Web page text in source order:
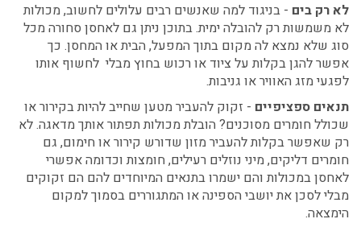
לא רק בים - בניגוד למה שאנשים רבים עלולים לחשוב, מכולות
לא משמשות רק להובלה ימית. בתוכן ניתן גם לאחסן סחורה מכל
סוג שלא נמצא לה מקום בתוך המפעל, הבית או המחסן. כך
אפשר להגן בקלות על ציוד או רכוש בחוץ מבלי לחשוף אותו
לפגעי מזג האוויר או גניבות.
תנאים ספציפיים - זקוק להעביר מטען שחייב להיות בקירור או
שכולל חומרים מסוכנים? הובלת מכולות תפתור אותך מדאגה. לא
רק שאפשר בקלות להעביר מזון שדורש קירור או חימום, גם
חומרים דליקים, מיני נוזלים רעילים, חומצות וכדומה אפשרי
לאחסן במכולות והם ישמרו בתנאים המיוחדים להם הם זקוקים
מבלי לסכן את יושבי הספינה או המתגוררים בסמוך למקום
הימצאה.